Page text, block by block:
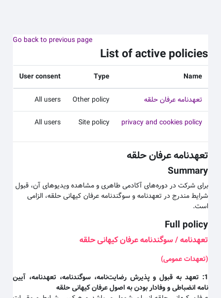
Go back to previous page
List of active policies
Name
Type
User consent
تعهدنامه عرفان حلقه Other policy
All users
privacy and cookies policy
Site policy
All users
تعهدنامه عرفان حلقه
Summary
برای شرکت در دوره‌های آکادمی طاهری و مشاهده ویدیوهای آن، قبول
شرایط مندرج در تعهدنامه و سوگندنامه عرفان کیهانی حلقه، الزامی
است.
Full policy
تعهدنامه / سوگندنامه عرفان کیهانی حلقه
(تعهدات عمومی)
تعهد به قبول و پذیرش رضایت‌نامه، سوگندنامه، تعهدنامه، آیین
نامه انضباطی و وفادار بودن به اصول عرفان کیهانی حلقه